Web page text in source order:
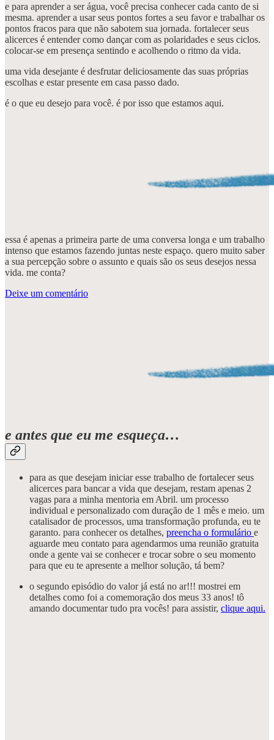
e para aprender a ser água, você precisa conhecer cada canto de si
mesma. aprender a usar seus pontos fortes a seu favor e trabalhar os
pontos fracos para que não sabotem sua jornada. fortalecer seus
alicerces é entender como dançar com as polaridades e seus ciclos.
colocar-se em presença sentindo e acolhendo o ritmo da vida.
uma vida desejante é desfrutar deliciosamente das suas próprias
escolhas e estar presente em casa passo dado.
é o que eu desejo para você. é por isso que estamos aqui.
essa é apenas a primeira parte de uma conversa longa e um trabalho
intenso que estamos fazendo juntas neste espaço. quero muito saber
a sua percepção sobre o assunto e quais são os seus desejos nessa
vida. me conta?
Deixe um comentário
e antes que eu me esqueça…
para as que desejam iniciar esse trabalho de fortalecer seus
alicerces para bancar a vida que desejam, restam apenas 2
vagas para a minha mentoria em Abril. um processo
individual e personalizado com duração de 1 mês e meio. um
catalisador de processos, uma transformação profunda, eu te
garanto. para conhecer os detalhes, preencha o formulário e
aguarde meu contato para agendarmos uma reunião gratuita
onde a gente vai se conhecer e trocar sobre o seu momento
para que eu te apresente a melhor solução, tá bem?
o segundo episódio do valor já está no ar!!! mostrei em
detalhes como foi a comemoração dos meus 33 anos! tô
amando documentar tudo pra vocês! para assistir, clique aqui.